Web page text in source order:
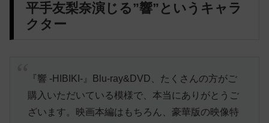
平手友梨奈演じる”響”というキャラ
クター
『響 -HIBIKI-』Blu-ray&DVD、たくさんの方がご
購入いただいている模様で、本当にありがとうご
ざいます。映画本編はもちろん、豪華版の映像特